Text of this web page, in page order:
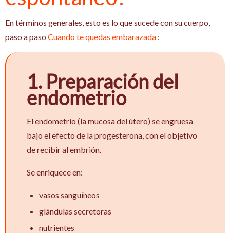
En términos generales, esto es lo que sucede con su cuerpo,
paso a paso Cuando te quedas embarazada :
1. Preparación del
endometrio
El endometrio (la mucosa del útero) se engruesa
bajo el efecto de la progesterona, con el objetivo
de recibir al embrión.
Se enriquece en:
vasos sanguíneos
glándulas secretoras
nutrientes